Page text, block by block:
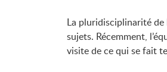
La pluridisciplinarité
sujets. Récemment,
visite de ce qui se fait